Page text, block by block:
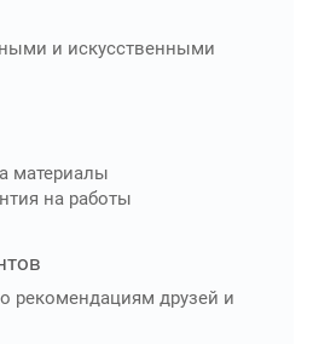
и искусственными
материалы
на работы
рекомендациям друзей и